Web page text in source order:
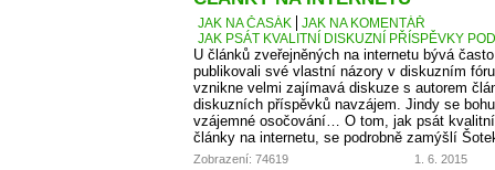
JAK NA ČASÁK
JAK NA KOMENTÁŘ
JAK PSÁT KVALITNÍ DISKUZNÍ PŘÍSPĚVKY
U článků zveřejněných na internetu bývá
publikovali své vlastní názory v diskuzním
vznikne velmi zajímavá diskuze s autorem
diskuzních příspěvků navzájem. Jindy se
vzájemné osočování… O tom, jak psát
články na internetu, se podrobně zamýšlí
Zobrazení: 74619 1. 6. 2015